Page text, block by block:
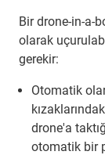
Bir drone-in-a-
olarak
gerekir:
Otomatik
drone'a
otomatik bir